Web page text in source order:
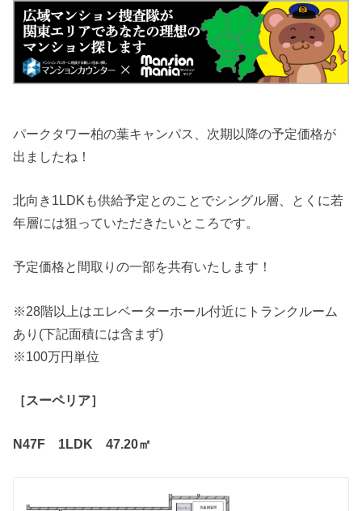
パークタワー柏の葉キャンパス、次期以降の予定価格が
出ましたね！
北向き1LDKも供給予定とのことでシングル層、とくに若
年層には狙っていただきたいところです。
予定価格と間取りの一部を共有いたします！
※28階以上はエレベーターホール付近にトランクルーム
あり(下記面積には含まず)
※100万円単位
［スーペリア］
N47F 1LDK 47.20㎡